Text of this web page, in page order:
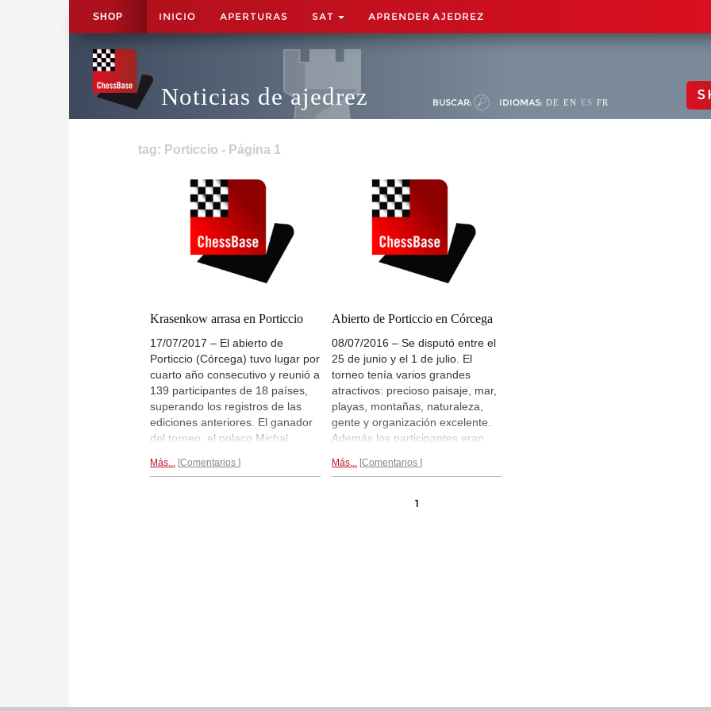
SHOP INICIO APERTURAS SAT APRENDER AJEDREZ
Noticias de ajedrez BUSCAR: IDIOMAS: DE EN ES FR
tag: Porticcio - Página 1
Krasenkow arrasa en Porticcio
17/07/2017 – El abierto de
Porticcio (Córcega) tuvo lugar por
cuarto año consecutivo y reunió a
139 participantes de 18 países,
superando los registros de las
ediciones anteriores. El ganador
del torneo, el polaco Michal
impresionantes 8/9 puntos y un
Más... Comentarios
Abierto de Porticcio en Córcega
08/07/2016 – Se disputó entre el
25 de junio y el 1 de julio. El
torneo tenía varios grandes
atractivos: precioso paisaje, mar,
playas, montañas, naturaleza,
gente y organización excelente.
Además los participantes eran
año pasado se coronó campeón
tener la mejor valoración de
Más... Comentarios
1